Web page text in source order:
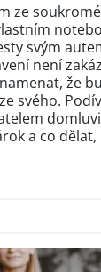
ze
svým
není
že
svého.
a co dělat,